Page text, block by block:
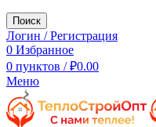
Поиск
Логин / Регистрация
0 Избранное
0 пунктов / ₽0.00
Меню